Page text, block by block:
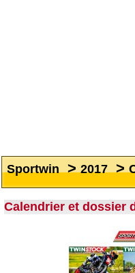
Sportwin>2017>
Calendrier et dossier